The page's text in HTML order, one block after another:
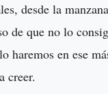
desde la
de que no lo
haremos en ese
creer.